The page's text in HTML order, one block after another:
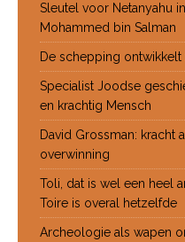
Sleutel voor Netanyahu
Mohammed bin Salman
De schepping
Specialist Joodse
en krachtig Mensch
David Grossman: kracht
overwinning
Toli, dat is wel een heel
Toire is overal hetzelfde
Archeologie als wapen